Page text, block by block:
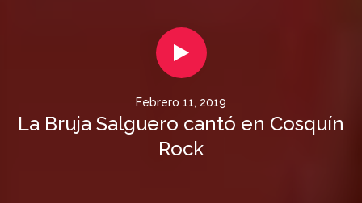
Febrero 11, 2019
La Bruja Salguero cantó en Cosquín
Rock